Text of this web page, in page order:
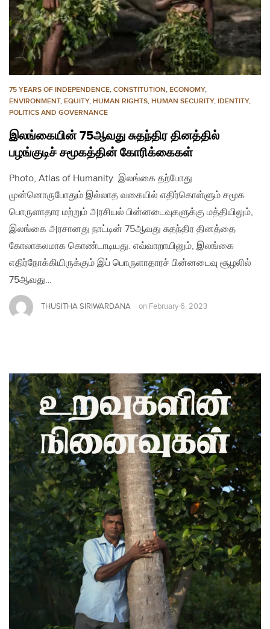
75 YEARS OF INDEPENDENCE, CONSTITUTION, ECONOMY,
ENVIRONMENT, EQUITY, HUMAN RIGHTS, HUMAN SECURITY, IDENTITY,
POLITICS AND GOVERNANCE
இலங்கையின் 75ஆவது சுதந்திர தினத்தில்
பழங்குடிச் சமூகத்தின் கோரிக்கைகள்
Photo, Atlas of Humanity இலங்கை தற்போது
முன்னொருபோதும் இல்லாத வகையில் எதிர்கொள்ளும் சமூக
பொருளாதார மற்றும் அரசியல் பின்னடைவுகளுக்கு மத்தியிலும்,
இலங்கை அரசானது நாட்டின் 75ஆவது சுதந்திர தினத்தை
கோலாகலமாக கொண்டாடியது. எவ்வாறாயினும், இலங்கை
எதிர்நோக்கியிருக்கும் இப் பொருளாதாரச் பின்னடைவு சூழலில்
75ஆவது…
THUSITHA SIRIWARDANA on February 6, 2023